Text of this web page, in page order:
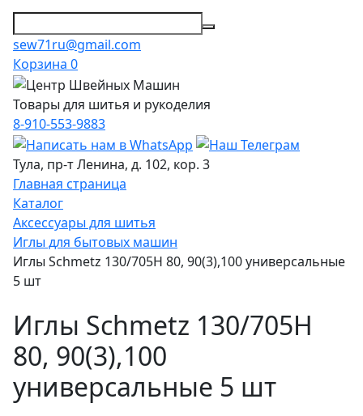
sew71ru@gmail.com
Корзина 0
Товары для шитья и рукоделия
8-910-553-9883
Тула, пр-т Ленина, д. 102, кор. 3
Главная страница
Каталог
Аксессуары для шитья
Иглы для бытовых машин
Иглы Schmetz 130/705H 80, 90(3),100 универсальные
5 шт
Иглы Schmetz 130/705H
80, 90(3),100
универсальные 5 шт